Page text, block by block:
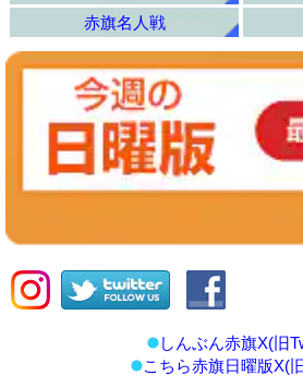
赤旗名人戦
しんぶん赤旗X(旧
こちら赤旗日曜版X(